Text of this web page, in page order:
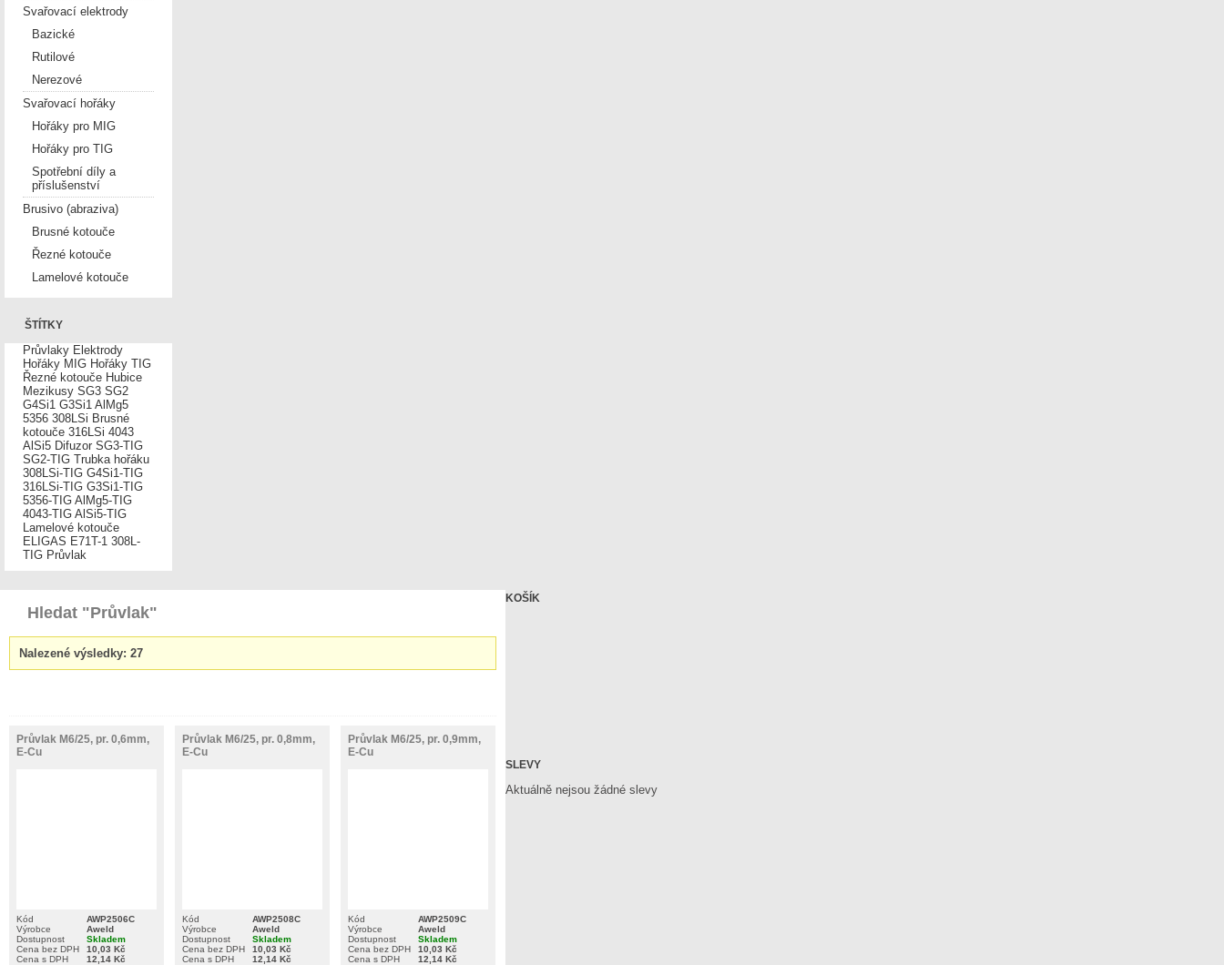
Svařovací elektrody
Bazické
Rutilové
Nerezové
Svařovací hořáky
Hořáky pro MIG
Hořáky pro TIG
Spotřební díly a
příslušenství
Brusivo (abraziva)
Brusné kotouče
Řezné kotouče
Lamelové kotouče
ŠTÍTKY
Průvlaky Elektrody
Hořáky MIG Hořáky TIG
Řezné kotouče Hubice
Mezikusy SG3 SG2
G4Si1 G3Si1 AlMg5
5356 308LSi Brusné
kotouče 316LSi 4043
AlSi5 Difuzor SG3-TIG
SG2-TIG Trubka hořáku
308LSi-TIG G4Si1-TIG
316LSi-TIG G3Si1-TIG
5356-TIG AlMg5-TIG
4043-TIG AlSi5-TIG
Lamelové kotouče
ELIGAS E71T-1 308L-
TIG Průvlak
Hledat "Průvlak"
Nalezené výsledky: 27
Průvlak M6/25, pr. 0,6mm,
E-Cu
Kód
AWP2506C
Výrobce
Aweld
Dostupnost
Skladem
Cena bez DPH
10,03 Kč
Cena s DPH
12,14 Kč
Průvlak M6/25, pr. 0,8mm,
E-Cu
Kód
AWP2508C
Výrobce
Aweld
Dostupnost
Skladem
Cena bez DPH
10,03 Kč
Cena s DPH
12,14 Kč
Průvlak M6/25, pr. 0,9mm,
E-Cu
Kód
AWP2509C
Výrobce
Aweld
Dostupnost
Skladem
Cena bez DPH
10,03 Kč
Cena s DPH
12,14 Kč
KOŠÍK
SLEVY
Aktuálně nejsou žádné slevy